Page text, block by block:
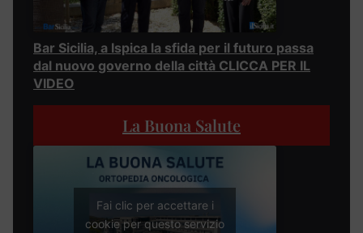
Bar Sicilia, a Ispica la sfida per il futuro passa
dal nuovo governo della città CLICCA PER IL
VIDEO
La Buona Salute
Fai clic per accettare i
cookie per questo servizio